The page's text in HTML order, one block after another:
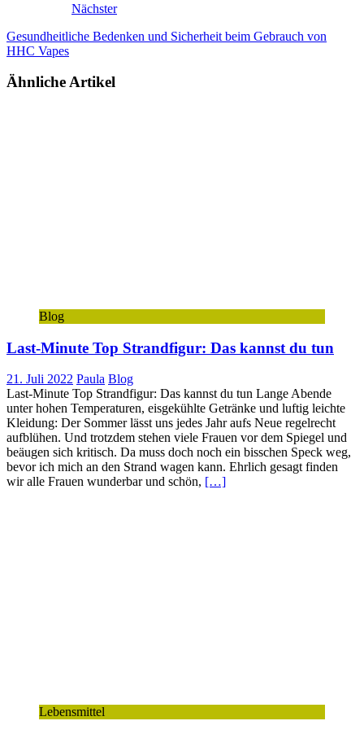
Nächster
Gesundheitliche Bedenken und Sicherheit beim Gebrauch von
HHC Vapes
Ähnliche Artikel
Blog
Last-Minute Top Strandfigur: Das kannst du tun
21. Juli 2022 Paula Blog
Last-Minute Top Strandfigur: Das kannst du tun Lange Abende
unter hohen Temperaturen, eisgekühlte Getränke und luftig leichte
Kleidung: Der Sommer lässt uns jedes Jahr aufs Neue regelrecht
aufblühen. Und trotzdem stehen viele Frauen vor dem Spiegel und
beäugen sich kritisch. Da muss doch noch ein bisschen Speck weg,
bevor ich mich an den Strand wagen kann. Ehrlich gesagt finden
wir alle Frauen wunderbar und schön, […]
Lebensmittel